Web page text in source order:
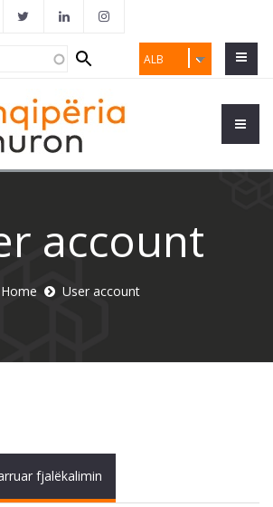
ALB
account
Home User account
tabs
fjalëkalimin